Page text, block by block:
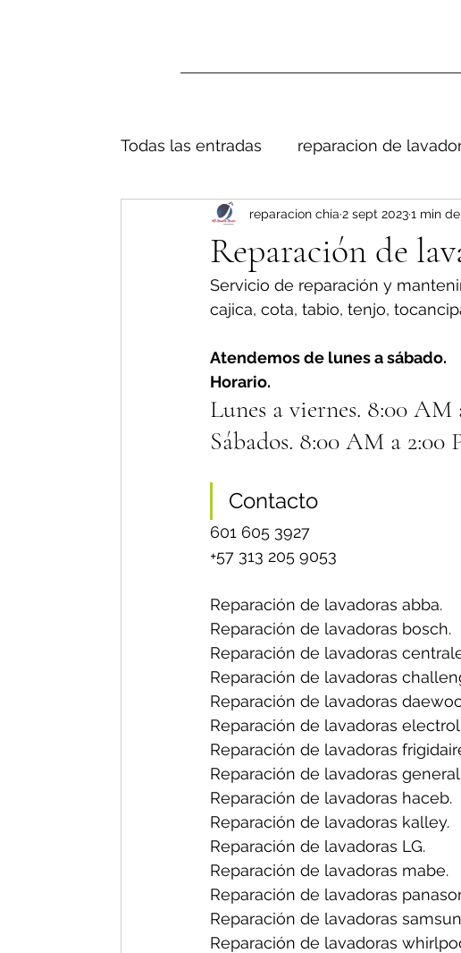
Todas las entradas reparacion de
Reparación de
reparacion chia 2 sept 2023 1 min
Servicio de reparación y
cajica, cota, tabio, tenjo,
Atendemos de lunes a sábado.
Horario.
Lunes a viernes. 8:00 AM
Sábados. 8:00 AM a 2:00
Contacto
601 605 3927
+57 313 205 9053
Reparación de lavadoras abba.
Reparación de lavadoras bosch.
Reparación de lavadoras
Reparación de lavadoras
Reparación de lavadoras
Reparación de lavadoras
Reparación de lavadoras
Reparación de lavadoras
Reparación de lavadoras haceb.
Reparación de lavadoras kalley.
Reparación de lavadoras LG.
Reparación de lavadoras mabe.
Reparación de lavadoras
Reparación de lavadoras
Reparación de lavadoras